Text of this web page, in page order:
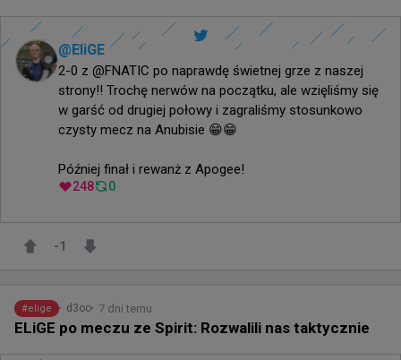
@EliGE
2-0 z @FNATIC po naprawdę świetnej grze z naszej
strony!! Trochę nerwów na początku, ale wzięliśmy się
w garść od drugiej połowy i zagraliśmy stosunkowo
czysty mecz na Anubisie 😁😁
Później finał i rewanż z Apogee!
248 0
-1
#elige d3oo 7 dni temu
ELiGE po meczu ze Spirit: Rozwalili nas taktycznie